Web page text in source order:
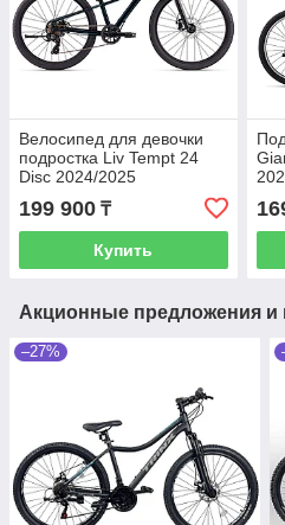
Велосипед для девочки
подростка Liv Tempt 24
Disc 2024/2025
199 900 ₸
Купить
Акционные предложения и
–27%